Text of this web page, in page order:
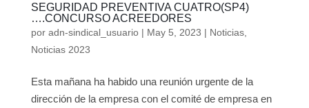
SEGURIDAD PREVENTIVA CUATRO(SP4)
….CONCURSO ACREEDORES
por adn-sindical_usuario| May 5, 2023 | Noticias,
Noticias 2023
Esta mañana ha habido una reunión urgente de la
dirección de la empresa con el comité de empresa en